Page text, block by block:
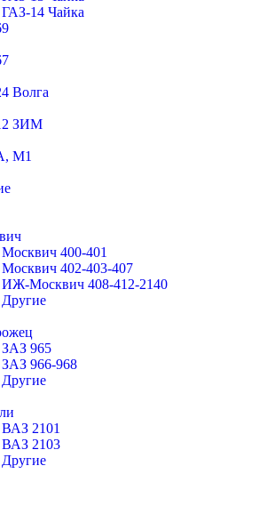
ГАЗ-14 Чайка
Волга
ЗИМ
М1
Москвич 400-401
Москвич 402-403-407
ИЖ-Москвич 408-412-2140
Другие
ЗАЗ 965
ЗАЗ 966-968
Другие
ВАЗ 2101
ВАЗ 2103
Другие